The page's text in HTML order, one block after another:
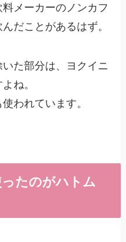
メーカーのノンカフ
だことがあるはず。
た部分は、ヨクイニ
ね。
われています。
たのがハトム